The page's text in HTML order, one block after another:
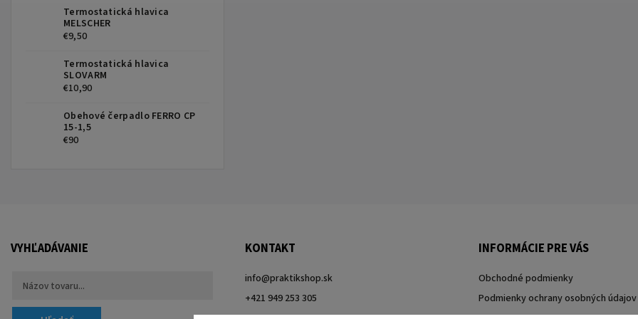
Termostatická hlavica
MELSCHER
€9,50
Termostatická hlavica
SLOVARM
€10,90
Obehové čerpadlo FERRO CP
15-1,5
€90
VYHĽADÁVANIE KONTAKT
info@praktikshop.sk
+421 949 253 305
INFORMÁCIE PRE VÁS
Obchodné podmienky
Podmienky ochrany osobných údajov